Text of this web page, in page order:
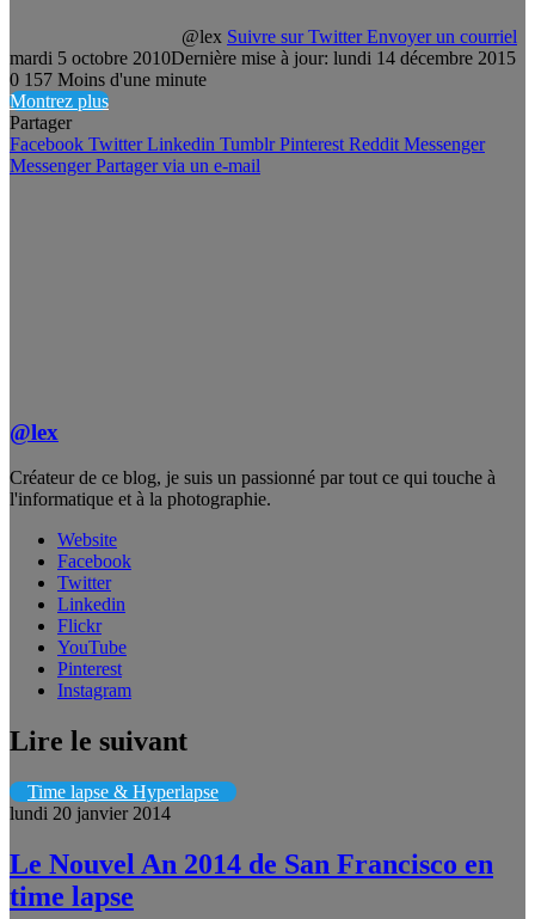
@lex Suivre sur Twitter Envoyer un courriel
mardi 5 octobre 2010Dernière mise à jour: lundi 14 décembre 2015
0 157 Moins d'une minute
Montrez plus
Partager
Facebook Twitter Linkedin Tumblr Pinterest Reddit Messenger
Messenger Partager via un e-mail
@lex
Créateur de ce blog, je suis un passionné par tout ce qui touche à
l'informatique et à la photographie.
Website
Facebook
Twitter
Linkedin
Flickr
YouTube
Pinterest
Instagram
Lire le suivant
Time lapse & Hyperlapse
lundi 20 janvier 2014
Le Nouvel An 2014 de San Francisco en
time lapse